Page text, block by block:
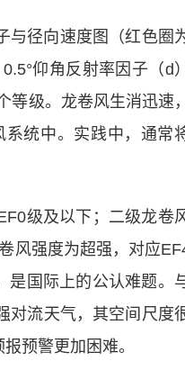
径向速度图（红色圈
仰角反射率因子（d
等级。龙卷风生消迅速
统中。实践中，通常
级及以下；二级龙卷
风强度为超强，对应
是国际上的公认难题。
对流天气，其空间尺度
预警更加困难。